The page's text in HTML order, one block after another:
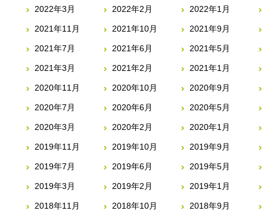
2022年3月 2022年2月 2022年1月
2021年11月 2021年10月 2021年9月
2021年7月 2021年6月 2021年5月
2021年3月 2021年2月 2021年1月
2020年11月 2020年10月 2020年9月
2020年7月 2020年6月 2020年5月
2020年3月 2020年2月 2020年1月
2019年11月 2019年10月 2019年9月
2019年7月 2019年6月 2019年5月
2019年3月 2019年2月 2019年1月
2018年11月 2018年10月 2018年9月